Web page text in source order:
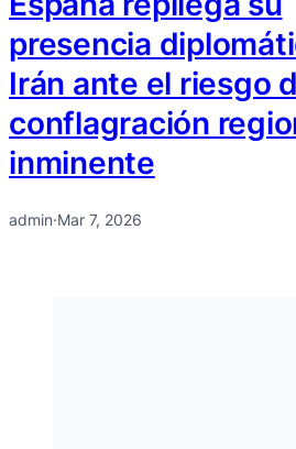
presencia
Irán ante el riesgo
conflagración
inminente
admin·Mar 7, 2026